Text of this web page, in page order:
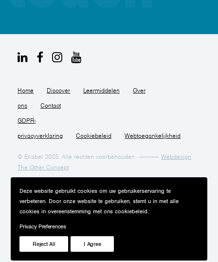
Home Discover Leermiddelen Over
ons Contact
GDPR-
privacyverklaring Cookiebeleid Webtoegankelijkheid
© Enabel 2025. Alle rechten voorbehouden
Webdesign
The Other Concept
Deze website gebruikt cookies om uw gebruikerservaring te
verbeteren. Door onze website te gebruiken, stemt u in met alle
cookies in overeenstemming met ons cookiebeleid.
Privacy Preferences
Reject All I Agree